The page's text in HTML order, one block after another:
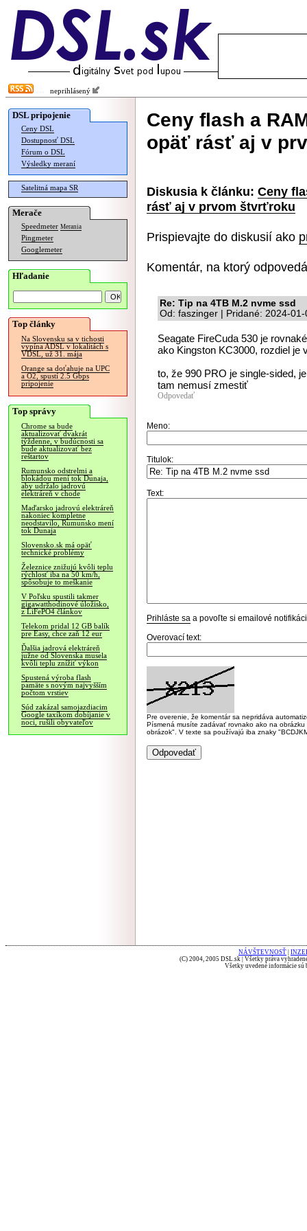
neprihlásený
DSL pripojenie
Ceny DSL
Dostupnosť DSL
Fórum o DSL
Výsledky meraní
Satelitná mapa SR
Merače
Speedmeter Merania
Pingmeter
Googlemeter
Hľadanie
Top články
Na Slovensku sa v tichosti
vypína ADSL v lokalitách s
VDSL, už 31. mája
Orange sa doťahuje na UPC
a O2, spustí 2.5 Gbps
pripojenie
Top správy
Chrome sa bude
aktualizovať dvakrát
týždenne, v budúcnosti sa
bude aktualizovať bez
reštartov
Rumunsko odstrelmi a
blokádou mení tok Dunaja,
aby udržalo jadrovú
elektráreň v chode
Maďarsko jadrovú elektráreň
nakoniec kompletne
neodstavilo, Rumunsko mení
tok Dunaja
Slovensko.sk má opäť
technické problémy
Železnice znižujú kvôli teplu
rýchlosť iba na 50 km/h,
spôsobuje to meškanie
V Poľsku spustili takmer
gigawatthodinové úložisko,
z LiFePO4 článkov
Telekom pridal 12 GB balík
pre Easy, chce zaň 12 eur
Ďalšia jadrová elektráreň
južne od Slovenska musela
kvôli teplu znížiť výkon
Spustená výroba flash
pamäte s novým najvyšším
počtom vrstiev
Súd zakázal samojazdiacim
Google taxíkom dobíjanie v
noci, rušili obyvateľov
Ceny flash a
opäť rásť aj v
Diskusia k článku: Ceny
rásť aj v prvom štvrťroku
Prispievajte do diskusií ako
Komentár, na ktorý
Re: Tip na 4TB M.2 nvme ssd
Od: faszinger | Pridané: 2024-
Seagate FireCuda 530 je
ako Kingston KC3000, rozdiel je
to, že 990 PRO je single-sided,
tam nemusí zmestiť
Odpovedať
Meno:
Titulok:
Text:
Prihláste sa a povoľte si emailové
Overovací text:
Pre overenie, že komentár sa nepridáva
Písmená musíte zadávať rovnako ako na
obrázok". V texte sa používajú iba znaky
NÁVŠTEVNOSŤ
(C) 2004, 2005 DSL.sk | Všetky práva
Všetky uvedené informácie sú